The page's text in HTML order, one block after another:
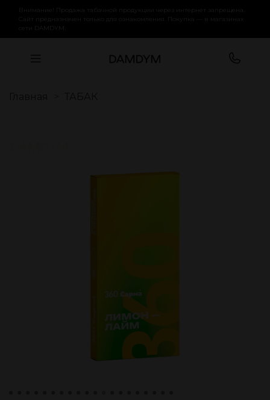
Внимание! Продажа табачной продукции через интернет запрещена.
Сайт предназначен только для ознакомления. Покупка — в магазинах
сети DAMDYM.